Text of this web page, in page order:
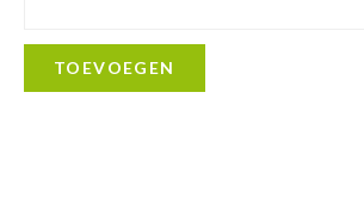
TOEVOEGEN